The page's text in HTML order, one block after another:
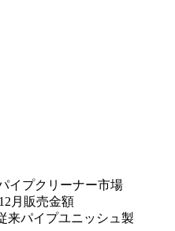
イプクリーナー市場
月販売金額
来パイプユニッシュ製